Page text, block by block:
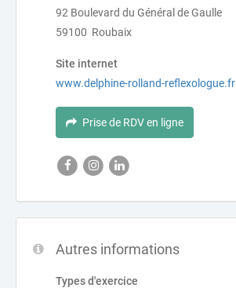
92 Boulevard du Général de Gaulle
59100 Roubaix
Site internet
www.delphine-rolland-reflexologue.fr
Prise de RDV en ligne
Autres informations
Types d'exercice